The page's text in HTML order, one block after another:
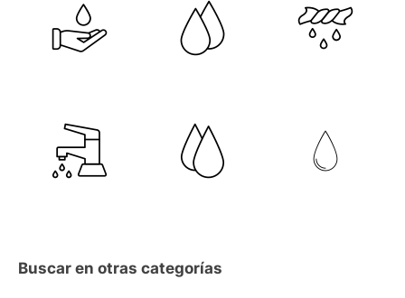
Buscar en otras categorías